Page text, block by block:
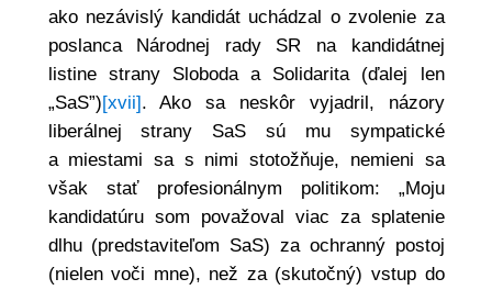
ako nezávislý kandidát uchádzal o zvolenie za
poslanca Národnej rady SR na kandidátnej
listine strany Sloboda a Solidarita (ďalej len
„SaS”)[xvii]. Ako sa neskôr vyjadril, názory
liberálnej strany SaS sú mu sympatické
a miestami sa s nimi stotožňuje, nemieni sa
však stať profesionálnym politikom: „Moju
kandidatúru som považoval viac za splatenie
dlhu (predstaviteľom SaS) za ochranný postoj
(nielen voči mne), než za (skutočný) vstup do